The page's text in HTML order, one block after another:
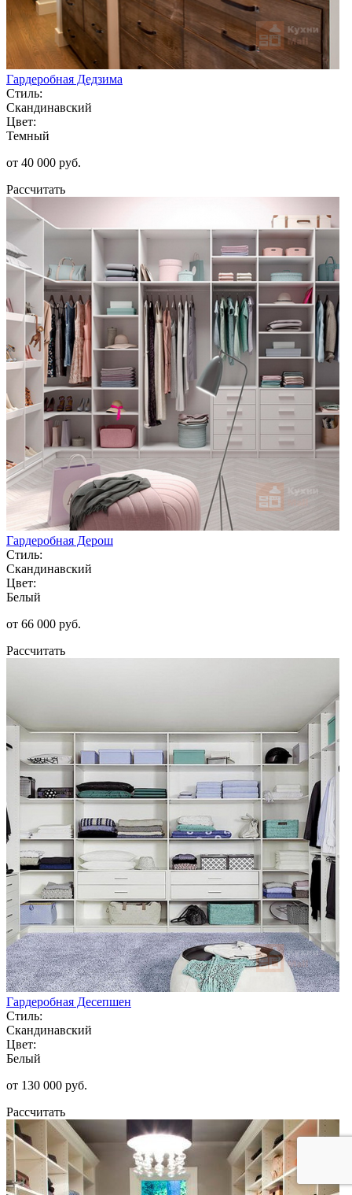
Гардеробная Дедзима
Стиль:
Скандинавский
Цвет:
Темный
от 40 000 руб.
Рассчитать
Гардеробная Дерош
Стиль:
Скандинавский
Цвет:
Белый
от 66 000 руб.
Рассчитать
Гардеробная Десепшен
Стиль:
Скандинавский
Цвет:
Белый
от 130 000 руб.
Рассчитать